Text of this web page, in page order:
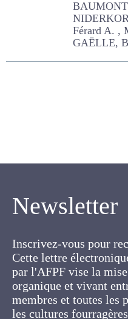
BAUMONT
Férard A. ,
Bastien D.
Newsletter
Cette lettre
gratuitement par
d'un lien organique et
ses membres et
concernées par les
prairies.